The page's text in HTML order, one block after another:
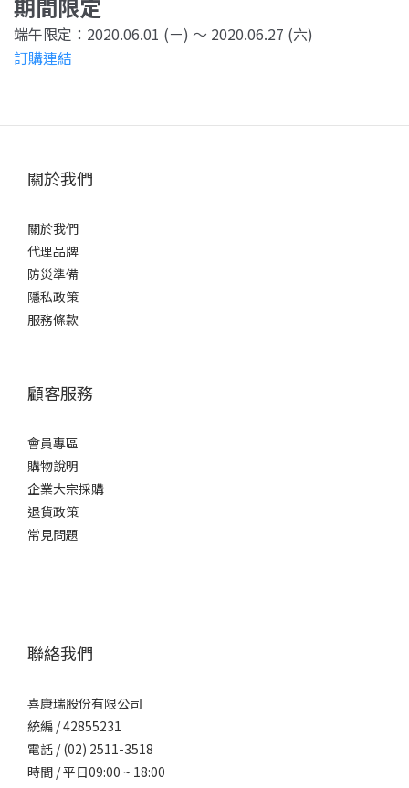
期間限定
端午限定：2020.06.01 (ㄧ) ～ 2020.06.27 (六)
訂購連結
關於我們
關於我們
代理品牌
防災準備
隱私政策
服務條款
顧客服務
會員專區
購物說明
企業大宗採購
退貨政策
常見問題
聯絡我們
喜康瑞股份有限公司
統編 / 42855231
電話 / (02) 2511-3518
時間 / 平日09:00 ~ 18:00